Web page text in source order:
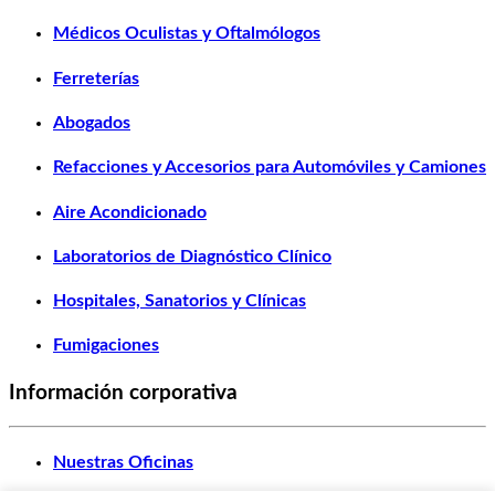
Médicos Oculistas y Oftalmólogos
Ferreterías
Abogados
Refacciones y Accesorios para Automóviles y Camiones
Aire Acondicionado
Laboratorios de Diagnóstico Clínico
Hospitales, Sanatorios y Clínicas
Fumigaciones
Información corporativa
Nuestras Oficinas